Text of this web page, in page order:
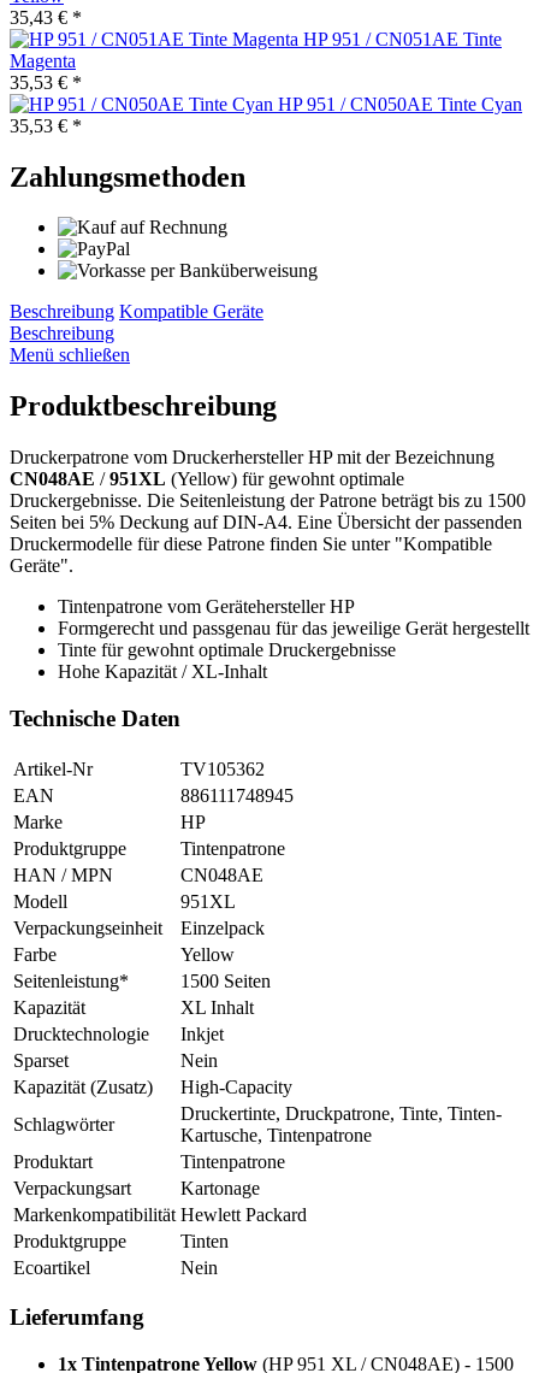
35,43 € *
HP 951 / CN051AE Tinte
Magenta
35,53 € *
HP 951 / CN050AE Tinte Cyan
35,53 € *
Zahlungsmethoden
Beschreibung Kompatible Geräte
Beschreibung
Menü schließen
Produktbeschreibung
Druckerpatrone vom Druckerhersteller HP mit der Bezeichnung
CN048AE /951XL (Yellow) für gewohnt optimale
Druckergebnisse. Die Seitenleistung der Patrone beträgt bis zu 1500
Seiten bei 5% Deckung auf DIN-A4. Eine Übersicht der passenden
Druckermodelle für diese Patrone finden Sie unter "Kompatible
Geräte".
Tintenpatrone vom Gerätehersteller HP
Formgerecht und passgenau für das jeweilige Gerät hergestellt
Tinte für gewohnt optimale Druckergebnisse
Hohe Kapazität / XL-Inhalt
Technische Daten
Artikel-Nr
TV105362
EAN
886111748945
Marke
HP
Produktgruppe
Tintenpatrone
HAN / MPN
CN048AE
Modell
951XL
Verpackungseinheit
Einzelpack
Farbe
Yellow
Seitenleistung*
1500 Seiten
Kapazität
XL Inhalt
Drucktechnologie
Inkjet
Sparset
Nein
Kapazität (Zusatz)
High-Capacity
Schlagwörter
Druckertinte, Druckpatrone, Tinte, Tinten-
Kartusche, Tintenpatrone
Produktart
Tintenpatrone
Verpackungsart
Kartonage
Markenkompatibilität Hewlett Packard
Produktgruppe
Tinten
Ecoartikel
Nein
Lieferumfang
1x Tintenpatrone Yellow (HP 951 XL / CN048AE) - 1500